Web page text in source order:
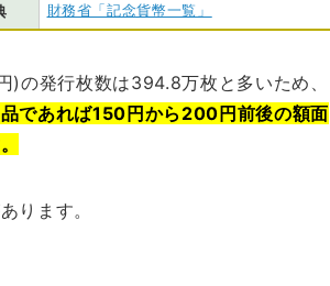
財務省「記念貨幣一覧」
の発行枚数は394.8万枚と多いため、
であれば150円から200円前後の額面
ります。